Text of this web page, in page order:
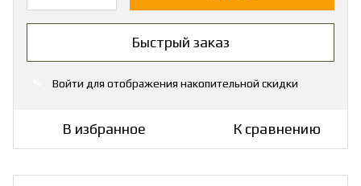
Быстрый заказ
Войти для отображения накопительной скидки
В избранное К сравнению